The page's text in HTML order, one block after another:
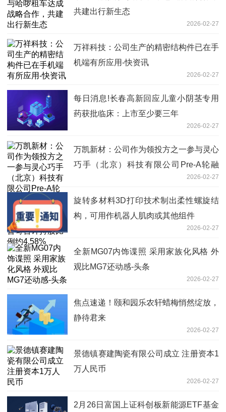
共建出行新生态
2026-02-27
万祥科技：公司生产的精密结构件已在手
机端有所应用-快资讯
2026-02-27
每日消息!长春高新回应儿童小阴茎专用
药获批临床：上市至少要三年
2026-02-27
万凯新材：公司作为领投方之一参与灵心
巧手（北京）科技有限公司Pre-A轮融
资，其经过多轮融资后，目前公司及子公
司凯普奇合计持股比例约4.58%
2026-02-27
旋转多材料3D打印技术制出柔性螺旋结
构，可用作机器人肌肉或其他组件
2026-02-27
全新MG07内饰谍照 采用家族化风格 外
观比MG7还动感-头条
2026-02-27
焦点速递！颐和园乐农轩蜡梅悄然绽放，
静待君来
2026-02-27
景德镇赛建陶瓷有限公司成立 注册资本1
万人民币
2026-02-27
2月26日富国上证科创板新能源ETF基金